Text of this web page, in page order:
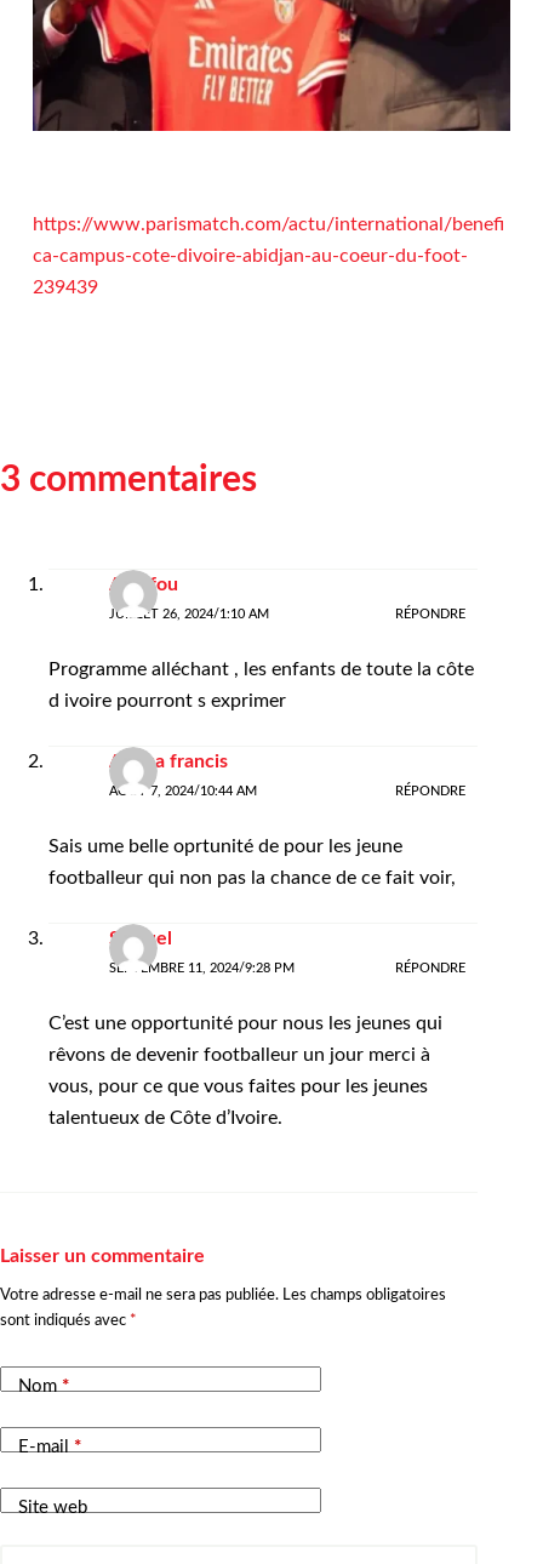
https://www.parismatch.com/actu/international/benefi
ca-campus-cote-divoire-abidjan-au-coeur-du-foot-
239439
3 commentaires
Akaffou
JUILLET 26, 2024/1:10 AM RÉPONDRE
Programme alléchant , les enfants de toute la côte
d ivoire pourront s exprimer
Ahoua francis
AOÛT 7, 2024/10:44 AM RÉPONDRE
Sais ume belle oprtunité de pour les jeune
footballeur qui non pas la chance de ce fait voir,
Samuel
SEPTEMBRE 11, 2024/9:28 PM RÉPONDRE
C’est une opportunité pour nous les jeunes qui
rêvons de devenir footballeur un jour merci à
vous, pour ce que vous faites pour les jeunes
talentueux de Côte d’Ivoire.
Laisser un commentaire
Votre adresse e-mail ne sera pas publiée. Les champs obligatoires
sont indiqués avec *
Nom*
E-mail*
Site web